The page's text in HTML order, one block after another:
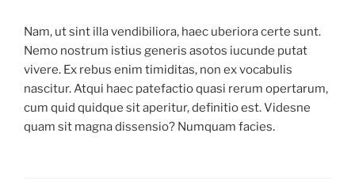
Nam, ut sint illa vendibiliora, haec uberiora certe sunt.
Nemo nostrum istius generis asotos iucunde putat
vivere. Ex rebus enim timiditas, non ex vocabulis
nascitur. Atqui haec patefactio quasi rerum opertarum,
cum quid quidque sit aperitur, definitio est. Videsne
quam sit magna dissensio? Numquam facies.